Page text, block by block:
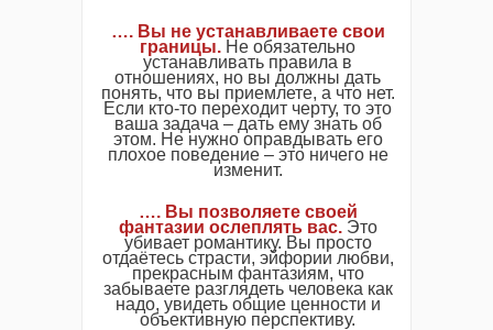
…. Вы не устанавливаете свои
границы. Не обязательно
устанавливать правила в
отношениях, но вы должны дать
понять, что вы приемлете, а что нет.
Если кто-то переходит черту, то это
ваша задача – дать ему знать об
этом. Не нужно оправдывать его
плохое поведение – это ничего не
изменит.
…. Вы позволяете своей
фантазии ослеплять вас. Это
убивает романтику. Вы просто
отдаётесь страсти, эйфории любви,
прекрасным фантазиям, что
забываете разглядеть человека как
надо, увидеть общие ценности и
объективную перспективу.